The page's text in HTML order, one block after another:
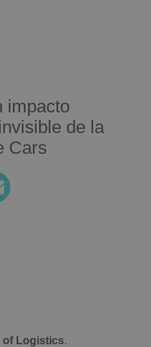
impacto
de la
Cars
of Logistics.